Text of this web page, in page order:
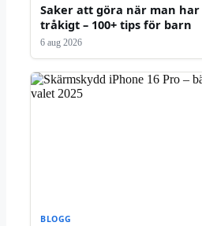
Saker att göra när man har
tråkigt – 100+ tips för barn
6 aug 2026
BLOGG